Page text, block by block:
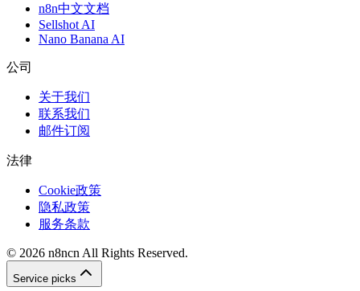
n8n中文文档
Sellshot AI
Nano Banana AI
公司
关于我们
联系我们
邮件订阅
法律
Cookie政策
隐私政策
服务条款
© 2026 n8ncn All Rights Reserved.
Service picks